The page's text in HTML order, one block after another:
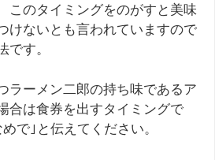
このタイミングをのがすと美味
けないとも言われていますので
です。
ラーメン二郎の持ち味であるア
合は食券を出すタイミングで
で｣と伝えてください。